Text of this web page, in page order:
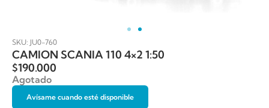
SKU: JU0-760
CAMION SCANIA 110 4×2 1:50
$190.000
Agotado
Avísame cuando esté disponible